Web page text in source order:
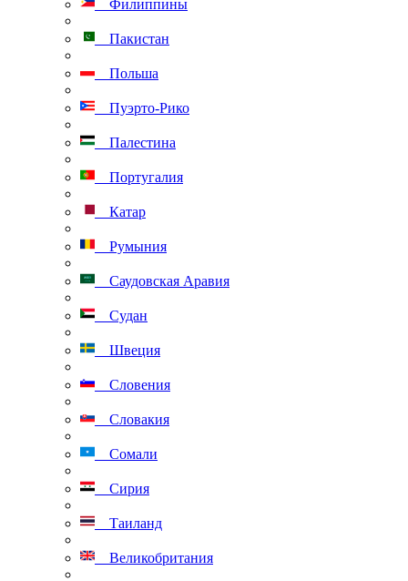
Филиппины
Пакистан
Польша
Пуэрто-Рико
Палестина
Португалия
Катар
Румыния
Саудовская Аравия
Судан
Швеция
Словения
Словакия
Сомали
Сирия
Таиланд
Великобритания